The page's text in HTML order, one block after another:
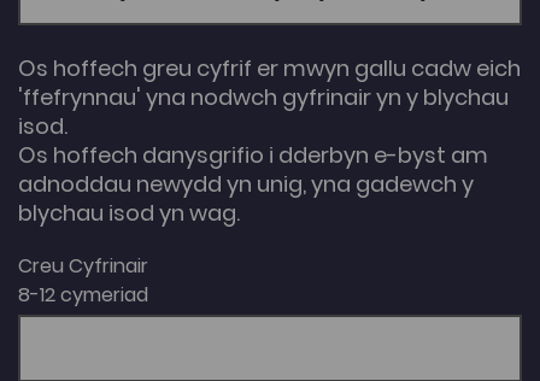
Os hoffech greu cyfrif er mwyn gallu cadw eich
'ffefrynnau' yna nodwch gyfrinair yn y blychau
isod.
Os hoffech danysgrifio i dderbyn e-byst am
adnoddau newydd yn unig, yna gadewch y
blychau isod yn wag.
Creu Cyfrinair
8-12 cymeriad